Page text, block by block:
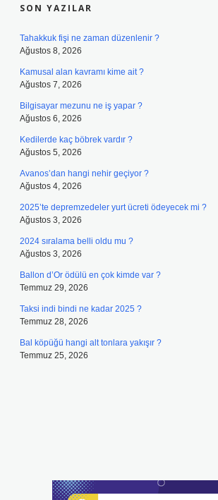
SON YAZILAR
Tahakkuk fişi ne zaman düzenlenir ?
Ağustos 8, 2026
Kamusal alan kavramı kime ait ?
Ağustos 7, 2026
Bilgisayar mezunu ne iş yapar ?
Ağustos 6, 2026
Kedilerde kaç böbrek vardır ?
Ağustos 5, 2026
Avanos’dan hangi nehir geçiyor ?
Ağustos 4, 2026
2025’te depremzedeler yurt ücreti ödeyecek mi ?
Ağustos 3, 2026
2024 sıralama belli oldu mu ?
Ağustos 3, 2026
Ballon d’Or ödülü en çok kimde var ?
Temmuz 29, 2026
Taksi indi bindi ne kadar 2025 ?
Temmuz 28, 2026
Bal köpüğü hangi alt tonlara yakışır ?
Temmuz 25, 2026